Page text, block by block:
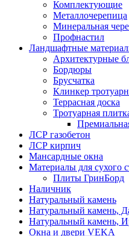
Комплектующие
Металлочерепица
Минеральная
Профнастил
Ландшафтные
Архитектурные
Бордюры
Брусчатка
Клинкер
Террасная доска
Тротуарная
ЛСР газобетон
ЛСР кирпич
Мансардные окна
Материалы для сухого
Плиты ГринБорд
Наличник
Натуральный камень
Натуральный камень,
Натуральный камень,
Окна и двери VEKA